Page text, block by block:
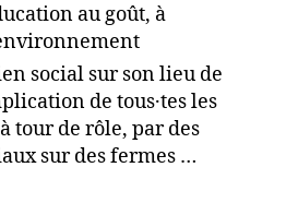
au goût, à
social sur son lieu de
de tous·tes les
tour de rôle, par des
sur des fermes …